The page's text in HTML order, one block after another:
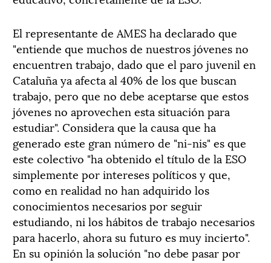
El representante de AMES ha declarado que
"entiende que muchos de nuestros jóvenes no
encuentren trabajo, dado que el paro juvenil en
Cataluña ya afecta al 40% de los que buscan
trabajo, pero que no debe aceptarse que estos
jóvenes no aprovechen esta situación para
estudiar". Considera que la causa que ha
generado este gran número de "ni-nis" es que
este colectivo "ha obtenido el título de la ESO
simplemente por intereses políticos y que,
como en realidad no han adquirido los
conocimientos necesarios por seguir
estudiando, ni los hábitos de trabajo necesarios
para hacerlo, ahora su futuro es muy incierto".
En su opinión la solución "no debe pasar por